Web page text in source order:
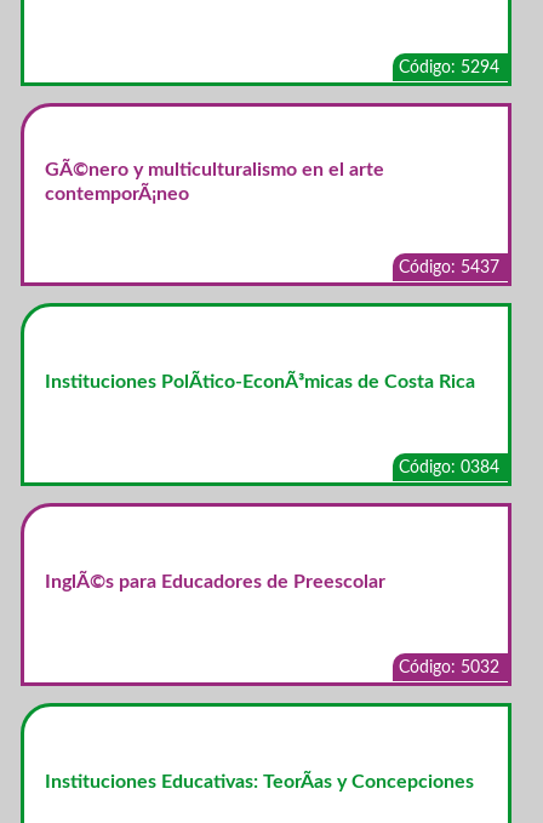
Código: 5294
GÃ©nero y multiculturalismo en el arte
contemporÃ¡neo
Código: 5437
Instituciones PolÃ­tico-EconÃ³micas de Costa Rica
Código: 0384
InglÃ©s para Educadores de Preescolar
Código: 5032
Instituciones Educativas: TeorÃ­as y Concepciones